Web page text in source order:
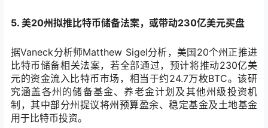
5. 美20州拟推比特币储备法案，或带动230亿美元买盘
据Vaneck分析师Matthew Sigel分析，美国20个州正推进
比特币储备相关法案，若全部通过，预计将推动230亿美
元的资金流入比特币市场，相当于约24.7万枚BTC。该研
究涵盖各州的储备基金、养老金计划及其他州级投资机
制，其中部分州提议将州预算盈余、稳定基金及土地基金
用于比特币投资。